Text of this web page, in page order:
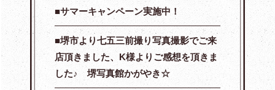
サマーキャンペーン実施中！
堺市より七五三前撮り写真撮影でご来
店頂きました、K様よりご感想を頂きま
した♪ 堺写真館かがやき☆